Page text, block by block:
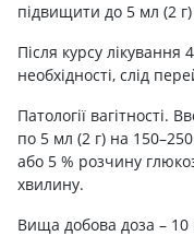
підвищити до 5 мл (2
Після курсу лікування
необхідності, слід
Патології вагітності.
по 5 мл (2 г) на
або 5 % розчину
хвилину.
Вища добова доза – 10